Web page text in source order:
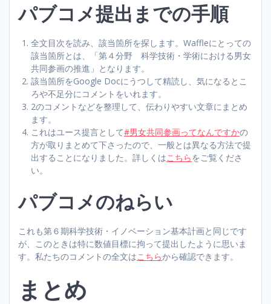
パブコメ提出までの手順
全文目次を読み、該当箇所を探します。Waffleにとっての
該当箇所とは、「第４分野 科学技術・学術における男女
共同参画の推進」となります。
該当箇所をGoogle Docにうつして精読し、気になるとこ
ろや不足分にコメントをいれます。
2のコメントなどを整理して、伝わりやすい文章にまとめ
ます。
これはユース提言として#男女共同参画ってなんですかの
方が取りまとめて下さったので、一般とは異なる方法で提
出することになりました。詳しくはこちらをご覧くださ
い。
パブコメのねらい
これも第６期科学技術・イノベーション基本計画と同じです
が、このときは特に数値目標に拘って提出したように思いま
す。私たちのコメントの全文はこちらから確認できます。
まとめ